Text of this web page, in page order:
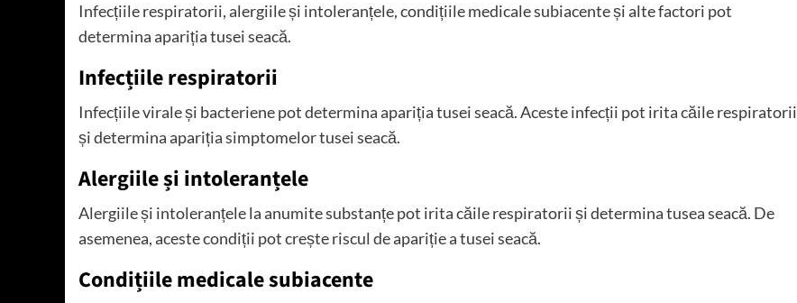
Infecțiile respiratorii, alergiile și intoleranțele, condițiile medicale subiacente și alte factori pot
determina apariția tusei seacă.
Infecțiile respiratorii
Infecțiile virale și bacteriene pot determina apariția tusei seacă. Aceste infecții pot irita căile respiratorii
și determina apariția simptomelor tusei seacă.
Alergiile și intoleranțele
Alergiile și intoleranțele la anumite substanțe pot irita căile respiratorii și determina tusea seacă. De
asemenea, aceste condiții pot crește riscul de apariție a tusei seacă.
Condițiile medicale subiacente